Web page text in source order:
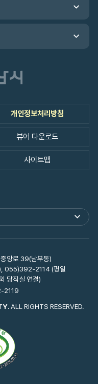
개인정보처리방침
뷰어 다운로드
사이트맵
앙로 39(남부동)
055)392-2114 (평일
당직실 연결)
2119
. ALL RIGHTS RESERVED.